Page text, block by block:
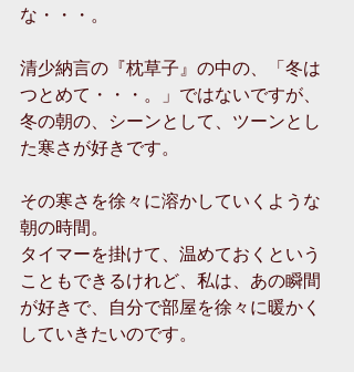
な・・・。
清少納言の『枕草子』の中の、「冬は
つとめて・・・。」ではないですが、
冬の朝の、シーンとして、ツーンとし
た寒さが好きです。
その寒さを徐々に溶かしていくような
朝の時間。
タイマーを掛けて、温めておくという
こともできるけれど、私は、あの瞬間
が好きで、自分で部屋を徐々に暖かく
していきたいのです。